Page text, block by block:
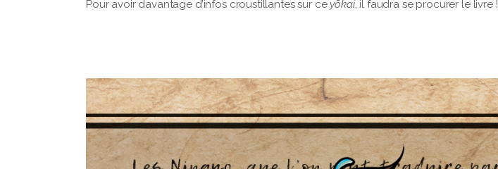
Pour avoir davantage d’infos croustillantes sur ce yōkai, il faudra se procurer le livre !